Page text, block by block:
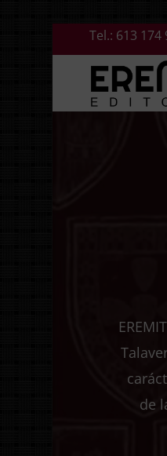
al
contenido
Tel.: 613 174
de